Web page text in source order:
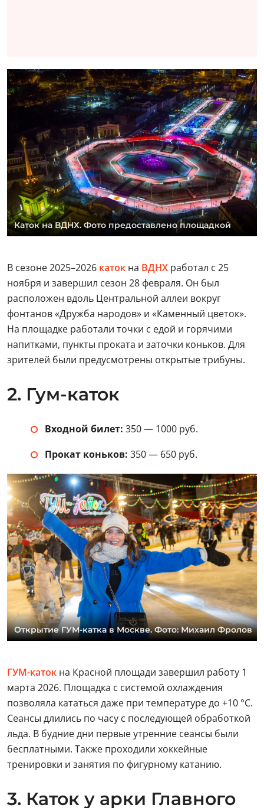
Каток на ВДНХ. Фото предоставлено площадкой
В сезоне 2025–2026 каток на ВДНХ работал с 25
ноября и завершил сезон 28 февраля. Он был
расположен вдоль Центральной аллеи вокруг
фонтанов «Дружба народов» и «Каменный цветок».
На площадке работали точки с едой и горячими
напитками, пункты проката и заточки коньков. Для
зрителей были предусмотрены открытые трибуны.
2. Гум-каток
Входной билет: 350 — 1000 руб.
Прокат коньков: 350 — 650 руб.
Открытие ГУМ-катка в Москве. Фото: Михаил Фролов
ГУМ-каток на Красной площади завершил работу 1
марта 2026. Площадка с системой охлаждения
позволяла кататься даже при температуре до +10 °C.
Сеансы длились по часу с последующей обработкой
льда. В будние дни первые утренние сеансы были
бесплатными. Также проходили хоккейные
тренировки и занятия по фигурному катанию.
3. Каток у арки Главного